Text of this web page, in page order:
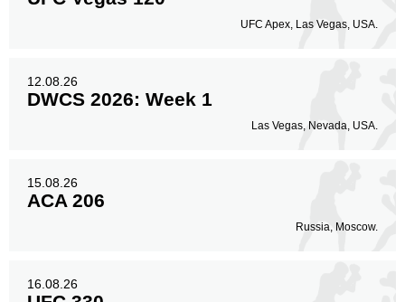
UFC Apex, Las Vegas, USA.
12.08.26
DWCS 2026: Week 1
Las Vegas, Nevada, USA.
15.08.26
ACA 206
Russia, Moscow.
16.08.26